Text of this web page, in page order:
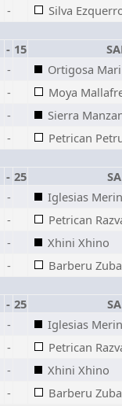
-
Silva
- 15
-
Ortigosa
-
Moya
-
Sierra
-
Petrican
- 25
-
Iglesias
-
Petrican
-
Xhini Xhino
-
Barberu
- 25
-
Iglesias
-
Petrican
-
Xhini Xhino
- Barberu